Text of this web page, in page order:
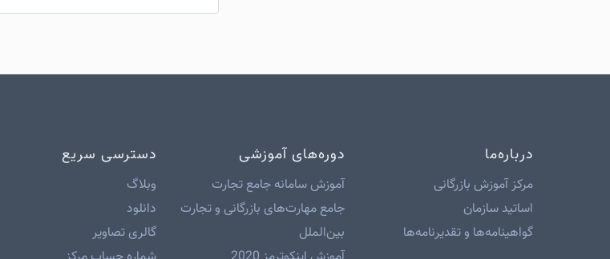
درباره‌ما
مرکز آموزش بازرگانی
اساتید سازمان
گواهینامه‌ها و تقدیرنامه‌ها
دوره‌های آموزشی
آموزش سامانه جامع تجارت
جامع مهارت‌های بازرگانی و تجارت
بین‌الملل
دسترسی سریع
وبلاگ
دانلود
گالری تصاویر